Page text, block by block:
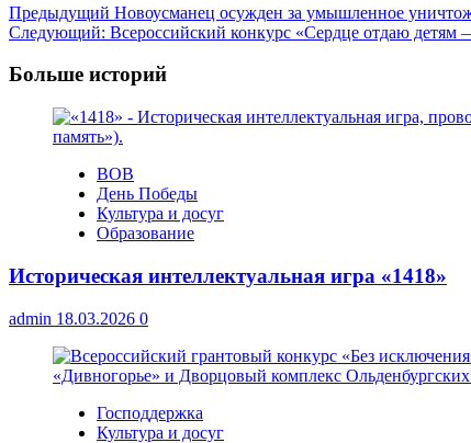
Навигация
записи
Предыдущий Новоусманец осужден за умышленное
Следующий: Всероссийский конкурс «Сердце отдаю
Больше историй
ВОВ
День Победы
Культура и досуг
Образование
Историческая интеллектуальная игра «1418»
admin 18.03.2026 0
Господдержка
Культура и досуг